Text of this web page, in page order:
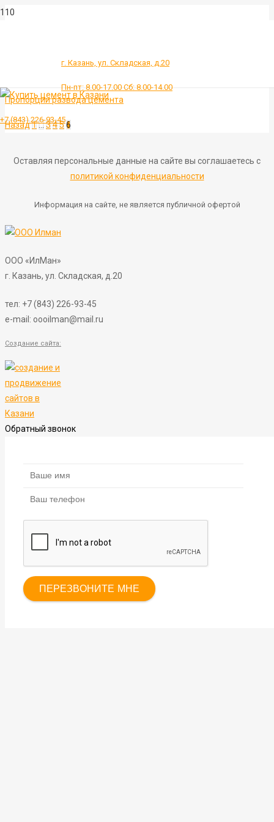
г. Казань, ул. Складская, д.20
Пн-пт: 8.00-17.00 Сб: 8.00-14.00
+7 (843) 226-93-45
Пропорции развода цемента
Назад1…3456
Оставляя персональные данные на сайте вы соглашаетесь с
политикой конфиденциальности
Информация на сайте, не является публичной офертой
ООО «ИлМан»
г. Казань, ул. Складская, д.20
тел: +7 (843) 226-93-45
e-mail: oooilman@mail.ru
Создание сайта:
Обратный звонок